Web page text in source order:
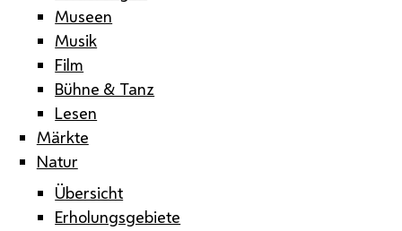
Museen
Musik
Film
Bühne & Tanz
Lesen
Märkte
Natur
Übersicht
Erholungsgebiete